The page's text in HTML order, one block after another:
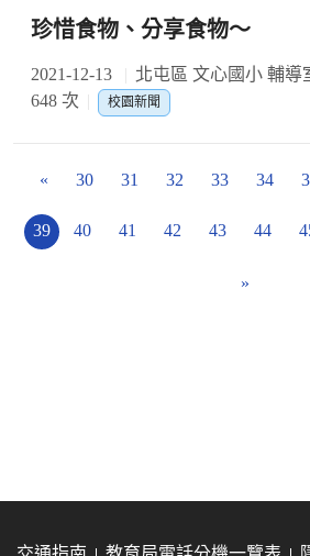
珍惜食物、分享食物～
2021-12-13 北屯區 文心國小 輔導
648 次
校園新聞
« 30 31 32 33 34
39 40 41 42 43 44
»